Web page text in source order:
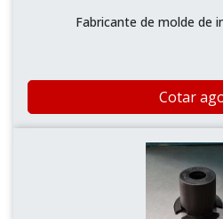
Fabricante de molde de
Cotar